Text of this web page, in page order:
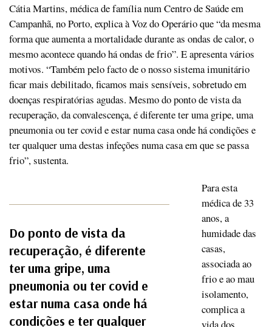
Cátia Martins, médica de família num Centro de Saúde em
Campanhã, no Porto, explica à Voz do Operário que “da mesma
forma que aumenta a mortalidade durante as ondas de calor, o
mesmo acontece quando há ondas de frio”. E apresenta vários
motivos. “Também pelo facto de o nosso sistema imunitário
ficar mais debilitado, ficamos mais sensíveis, sobretudo em
doenças respiratórias agudas. Mesmo do ponto de vista da
recuperação, da convalescença, é diferente ter uma gripe, uma
pneumonia ou ter covid e estar numa casa onde há condições e
ter qualquer uma destas infeções numa casa em que se passa
frio”, sustenta.
Do ponto de vista da
recuperação, é diferente
ter uma gripe, uma
pneumonia ou ter covid e
estar numa casa onde há
condições e ter qualquer
Para esta
médica de 33
anos, a
humidade das
casas,
associada ao
frio e ao mau
isolamento,
complica a